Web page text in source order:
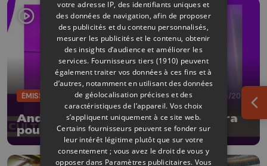
ÉMISSIONS 05/06/2026
André Borbé signe un nouvel opéra
pour le jeune public
votre adresse IP, des identifiants uniques et
des données de navigation, afin de proposer
des publicités et du contenu personnalisés,
mesurer les publicités et le contenu, obtenir
des insights d’audience et améliorer les
services. Fournisseurs tiers (1910) peuvent
également traiter vos données à ces fins et à
d’autres, notamment en utilisant des données
de géolocalisation précises et des
caractéristiques de l’appareil. Vos choix
s’appliquent uniquement à ce site web.
Certains fournisseurs peuvent se fonder sur
leur intérêt légitime plutôt que sur votre
consentement ; vous avez le droit de vous y
opposer dans Paramètres publicitaires. Vous